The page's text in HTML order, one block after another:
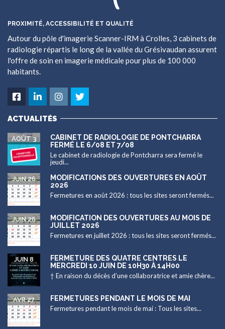
PROXIMITÉ, ACCESSIBILITÉ ET QUALITÉ
Autour du pôle d'imagerie Scanner-IRM à Crolles, 3 cabinets de
radiologie répartis le long de la vallée du Grésivaudan assurent
l'offre de soin en imagerie médicale pour plus de 100 000
habitants.
ACTUALITÉS
CABINET DE RADIOLOGIE DE PONTCHARRA
FERMÉ LE 6/08 ET 7/08
AOÛT 3
Le cabinet de radiologie de Pontcharra sera fermé le
jeudi...
MODIFICATIONS DES OUVERTURES EN AOÛT
2026
JUIN 26
Fermetures en août 2026 : tous les sites seront fermés...
MODIFICATION DES OUVERTURES AU MOIS DE
JUILLET 2026
JUIN 26
Fermetures en juillet 2026 : tous les sites seront fermés...
FERMETURE DES QUATRE CENTRES LE
MERCREDI 10 JUIN DE 10H30 À 14H00
JUIN 8
† En raison du décès d’une collaboratrice et amie chère...
FERMETURES PENDANT LE MOIS DE MAI
AVR 27
Fermetures pendant le mois de mai : Tous les sites...